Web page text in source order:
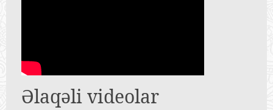
Əlaqəli videolar